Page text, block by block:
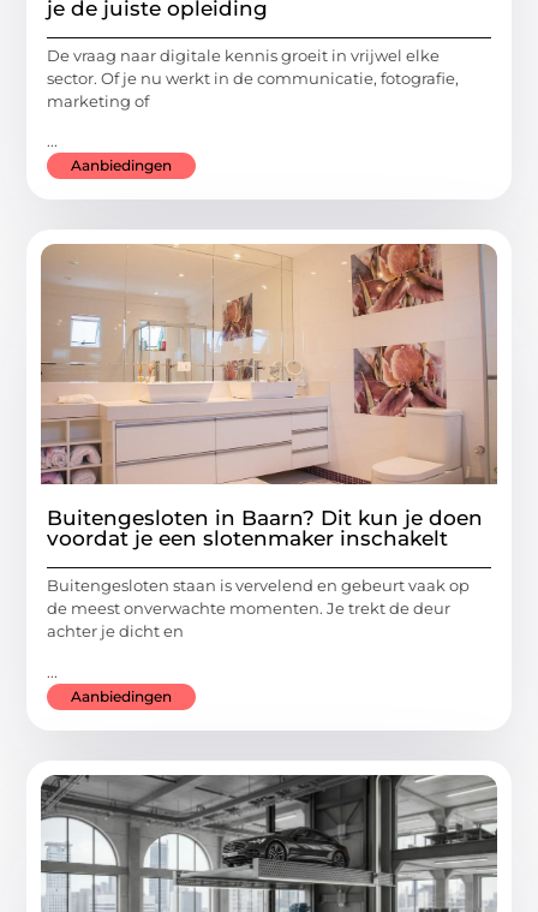
je de juiste opleiding
De vraag naar digitale kennis groeit in vrijwel elke
sector. Of je nu werkt in de communicatie, fotografie,
marketing of
...
Aanbiedingen
Buitengesloten in Baarn? Dit kun je doen
voordat je een slotenmaker inschakelt
Buitengesloten staan is vervelend en gebeurt vaak op
de meest onverwachte momenten. Je trekt de deur
achter je dicht en
...
Aanbiedingen